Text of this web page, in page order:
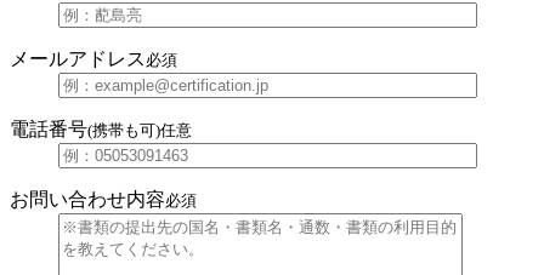
メールアドレス 必須
電話番号(携帯も可)任意
お問い合わせ内容必須